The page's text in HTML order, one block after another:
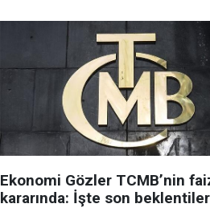
Ekonomi Gözler TCMB’nin
kararında: İşte son beklentiler